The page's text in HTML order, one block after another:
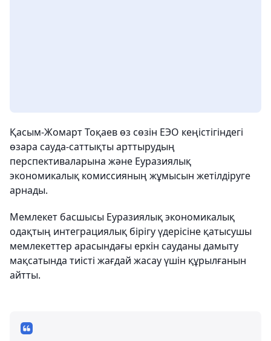
Қасым-Жомарт Тоқаев өз сөзін ЕЭО кеңістігіндегі
өзара сауда-саттықты арттырудың
перспективаларына және Еуразиялық
экономикалық комиссияның жұмысын жетілдіруге
арнады.
Мемлекет басшысы Еуразиялық экономикалық
одақтың интеграциялық бірігу үдерісіне қатысушы
мемлекеттер арасындағы еркін сауданы дамыту
мақсатында тиісті жағдай жасау үшін құрылғанын
айтты.